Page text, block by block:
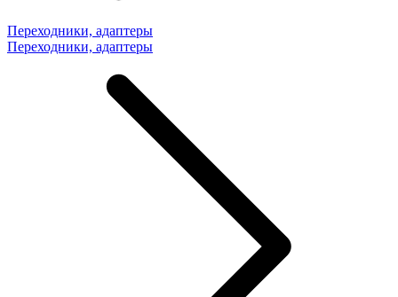
Переходники, адаптеры
Переходники, адаптеры